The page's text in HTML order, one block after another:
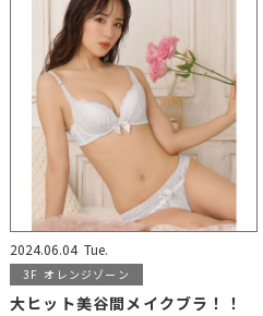
2024.06.04 Tue.
3F オレンジゾーン
大ヒット美谷間メイクブラ！！